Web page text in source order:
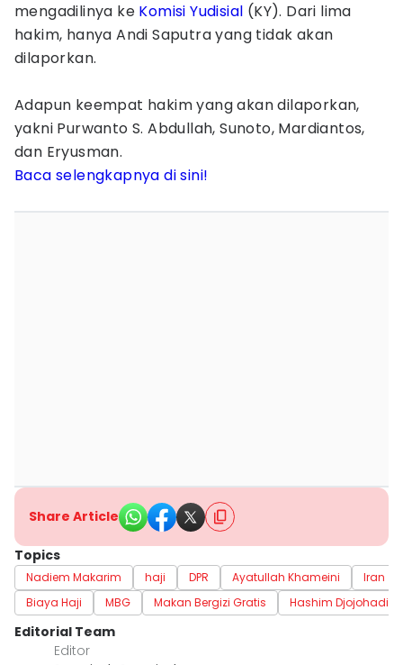
mengadilinya ke Komisi Yudisial (KY). Dari lima
hakim, hanya Andi Saputra yang tidak akan
dilaporkan.
Adapun keempat hakim yang akan dilaporkan,
yakni Purwanto S. Abdullah, Sunoto, Mardiantos,
dan Eryusman.
Baca selengkapnya di sini!
Share Article
Topics
Nadiem Makarim haji DPR Ayatullah Khameini
Iran
Biaya Haji
MBG Makan Bergizi Gratis Hashim
Editorial Team
Editor